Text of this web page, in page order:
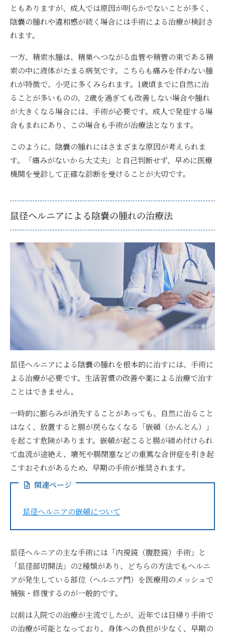
ともありますが、成人では原因が明らかでないことが多く、
陰嚢の腫れや違和感が続く場合には手術による治療が検討さ
れます。
一方、精索水腫は、精巣へつながる血管や精管の束である精
索の中に液体がたまる病気です。こちらも痛みを伴わない腫
れが特徴で、小児に多くみられます。1歳頃までに自然に治
ることが多いものの、2歳を過ぎても改善しない場合や腫れ
が大きくなる場合には、手術が必要です。成人で発症する場
合もまれにあり、この場合も手術が治療法となります。
このように、陰嚢の腫れにはさまざまな原因が考えられま
す。「痛みがないから大丈夫」と自己判断せず、早めに医療
機関を受診して正確な診断を受けることが大切です。
鼠径ヘルニアによる陰嚢の腫れの治療法
鼠径ヘルニアによる陰嚢の腫れを根本的に治すには、手術に
よる治療が必要です。生活習慣の改善や薬による治療で治す
ことはできません。
一時的に膨らみが消失することがあっても、自然に治ること
はなく、放置すると腸が戻らなくなる「嵌頓（かんとん）」
を起こす危険があります。嵌頓が起こると腸が締め付けられ
て血流が途絶え、壊死や腸閉塞などの重篤な合併症を引き起
こすおそれがあるため、早期の手術が推奨されます。
関連ページ
鼠径ヘルニアの嵌頓について
鼠径ヘルニアの主な手術には「内視鏡（腹腔鏡）手術」と
「鼠径部切開法」の2種類があり、どちらの方法でもヘルニ
アが発生している部位（ヘルニア門）を医療用のメッシュで
補強・修復するのが一般的です。
以前は入院での治療が主流でしたが、近年では日帰り手術で
の治療が可能となっており、身体への負担が少なく、早期の